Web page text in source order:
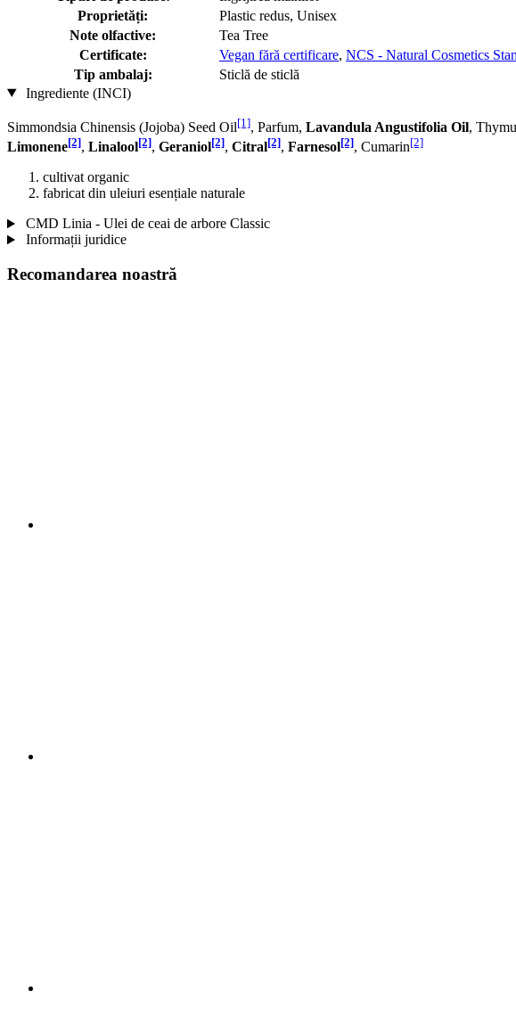
Proprietăți:
Plastic redus, Unisex
Note olfactive:
Tea Tree
Certificate:
Vegan fără certificare, NCS - Natural Cosmetics
Tip ambalaj:
Sticlă de sticlă
Ingrediente (INCI)
Simmondsia Chinensis (Jojoba) Seed Oil[1], Parfum, Lavandula Angustifolia Oil,
Limonene[2], Linalool[2], Geraniol[2], Citral[2], Farnesol[2], Cumarin[2]
cultivat organic
fabricat din uleiuri esențiale naturale
CMD Linia - Ulei de ceai de arbore Classic
Informații juridice
Recomandarea noastră